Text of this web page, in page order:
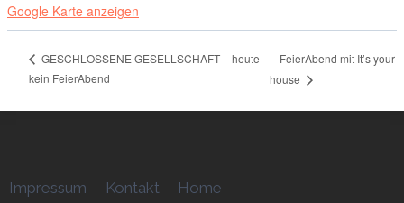
Google Karte anzeigen
GESCHLOSSENE GESELLSCHAFT – heute
kein FeierAbend
FeierAbend mit It’s your
house
Impressum Kontakt Home